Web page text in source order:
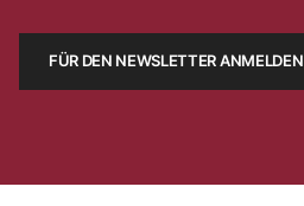
FÜR DEN NEWSLETTER ANMELDEN